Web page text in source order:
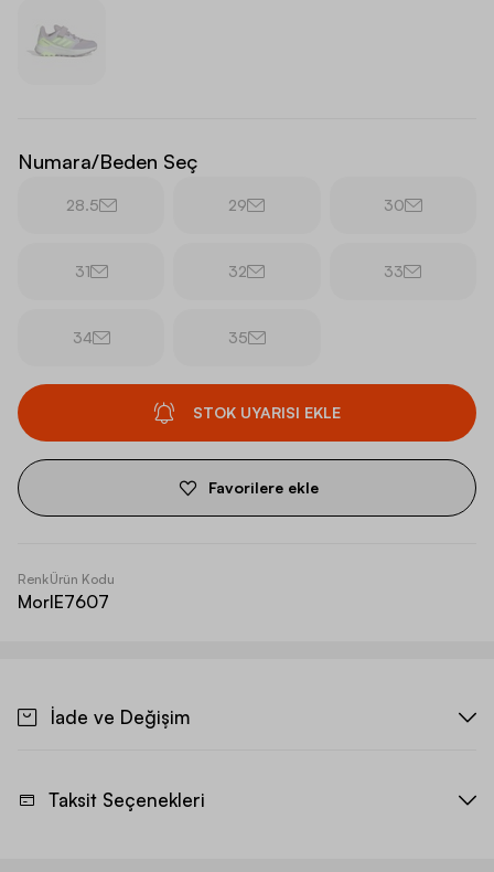
Numara/Beden Seç
28.5 29 30
31 32 33
34 35
STOK UYARISI EKLE
Favorilere ekle
Renk
Mor
Ürün Kodu
IE7607
İade ve Değişim
Taksit Seçenekleri